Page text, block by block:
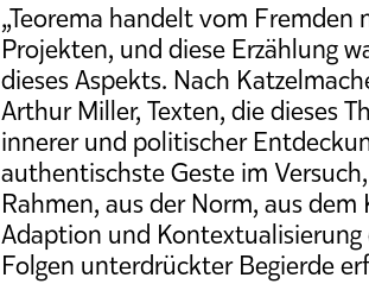
„Teorema handelt vom Fremden
Projekten, und diese Erzählung
dieses Aspekts. Nach
Arthur Miller, Texten, die dieses
innerer und politischer
authentischste Geste im
Rahmen, aus der Norm, aus
Adaption und
Folgen unterdrückter Begierde